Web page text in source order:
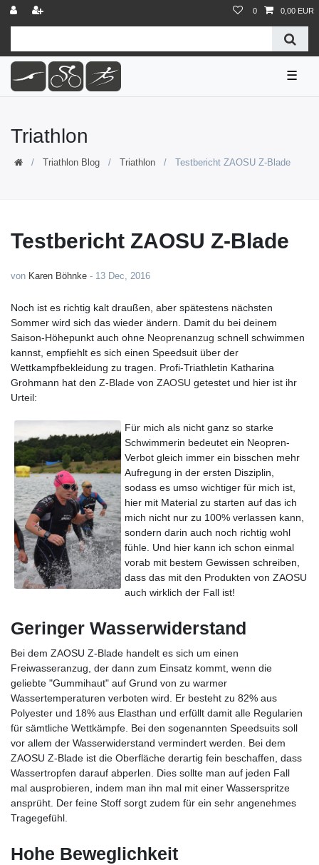
0 0,00 EUR
☰
Triathlon
Triathlon Blog Triathlon Testbericht ZAOSU Z-Blade
Testbericht ZAOSU Z-Blade
von Karen Böhnke - 13 Dec, 2016
Noch ist es richtig kalt draußen, aber spätestens nächsten
Sommer wird sich das wieder ändern. Damit du bei deinem
Saison-Höhepunkt auch ohne Neoprenanzug schnell schwimmen
kannst, empfiehlt es sich einen Speedsuit über der
Wettkampfbekleidung zu tragen. Profi-Triathletin Katharina
Grohmann hat den Z-Blade von ZAOSU getestet und hier ist ihr
Urteil:
Für mich als nicht ganz so starke
Schwimmerin bedeutet ein Neopren-
Verbot gleich immer ein bisschen mehr
Aufregung in der ersten Disziplin,
sodass es umso wichtiger für mich ist,
hier mit Material zu starten auf das ich
mich nicht nur zu 100% verlassen kann,
sondern darin auch noch richtig wohl
fühle. Und hier kann ich schon einmal
vorab mit bestem Gewissen schreiben,
dass das mit den Produkten von ZAOSU
auch wirklich der Fall ist!
Geringer Wasserwiderstand
Bei dem ZAOSU Z-Blade handelt es sich um einen
Freiwasseranzug, der dann zum Einsatz kommt, wenn die
geliebte "Gummihaut" auf Grund von zu warmer
Wassertemperaturen verboten wird. Er besteht zu 82% aus
Polyester und 18% aus Elasthan und erfüllt damit alle Regularien
für sämtliche Wettkämpfe. Bei den sogenannten Speedsuits soll
vor allem der Wasserwiderstand vermindert werden. Bei dem
ZAOSU Z-Blade ist die Oberfläche derartig fein beschaffen, dass
Wassertropfen darauf abperlen. Dies sollte man auf jeden Fall
mal ausprobieren, indem man ihn mal mit einer Wasserspritze
ansprüht. Der feine Stoff sorgt zudem für ein sehr angenehmes
Tragegefühl.
Hohe Beweglichkeit